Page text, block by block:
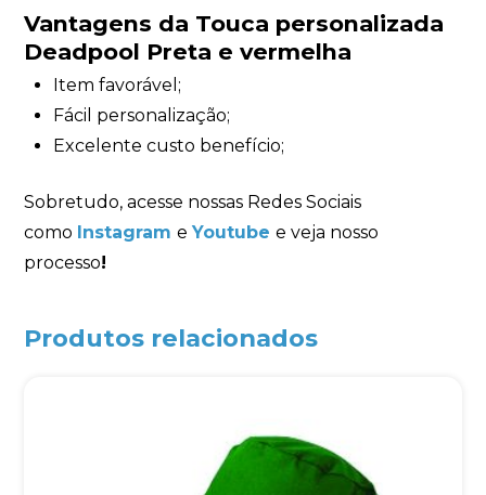
Vantagens da Touca personalizada
Deadpool Preta e vermelha
Item favorável;
Fácil personalização;
Excelente custo benefício;
Sobretudo, acesse nossas Redes Sociais
como Instagram eYoutube e veja nosso
processo!
Produtos relacionados